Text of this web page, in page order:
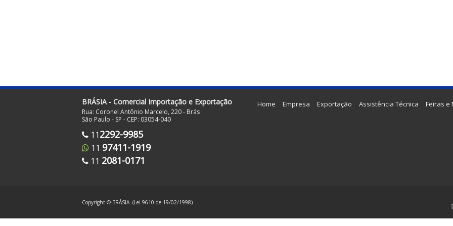
BRÁSIA - Comercial Importação e Exportação
Rua: Coronel Antônio Marcelo, 220 - Brás
São Paulo - SP - CEP: 03054-040
112292-9985
11 97411-1919
11 2081-0171
Home Empresa Exportação Assistência Técnica Feiras e
Copyright © BRÁSIA. (Lei 9610 de 19/02/1998)